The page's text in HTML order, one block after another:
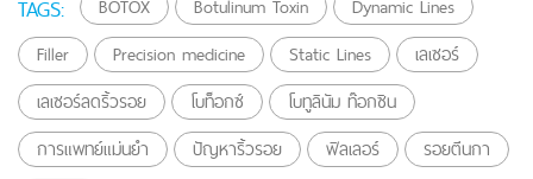
TAGS: BOTOX Botulinum Toxin
Dynamic Lines
Filler
Precision medicine Static Lines
เลเซอร์
เลเซอร์ลดริ้วรอย
โบท็อกซ์
โบทูลินัม ท๊อกซิน
การแพทย์แม่นยำ
ปัญหาริ้วรอย ฟิลเลอร์
รอยตีนกา